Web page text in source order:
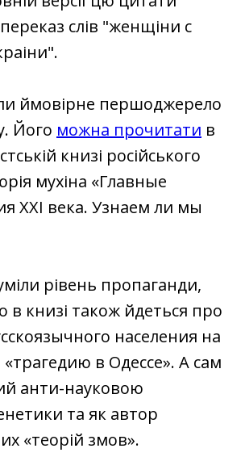
слів "женщіни с
ймовірне першоджерело
Його можна прочитати в
книзі російського
мухіна «Главные
XXI века. Узнаем ли мы
рівень пропаганди,
в книзі також йдеться про
населения на
в Одессе». А сам
анти-науковою
та як автор
«теорій змов».